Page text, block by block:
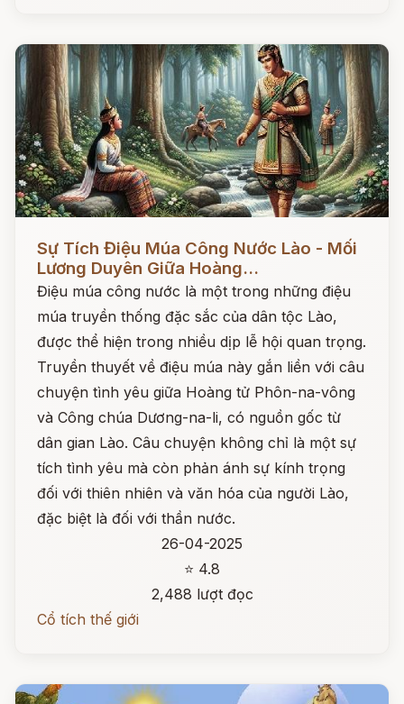
Sự Tích Điệu Múa Công Nước Lào - Mối
Lương Duyên Giữa Hoàng...
Điệu múa công nước là một trong những điệu
múa truyền thống đặc sắc của dân tộc Lào,
được thể hiện trong nhiều dịp lễ hội quan trọng.
Truyền thuyết về điệu múa này gắn liền với câu
chuyện tình yêu giữa Hoàng tử Phôn-na-vông
và Công chúa Dương-na-li, có nguồn gốc từ
dân gian Lào. Câu chuyện không chỉ là một sự
tích tình yêu mà còn phản ánh sự kính trọng
đối với thiên nhiên và văn hóa của người Lào,
đặc biệt là đối với thần nước.
26-04-2025
⭐ 4.8
2,488 lượt đọc
Cổ tích thế giới